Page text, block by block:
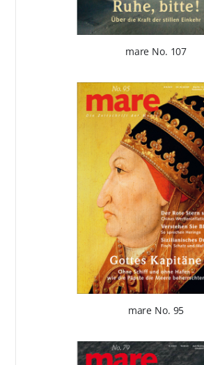
mare No. 107
mare No. 95